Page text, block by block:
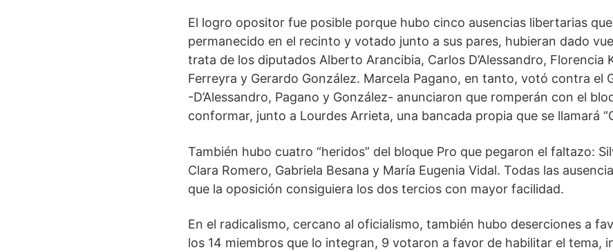
El logro opositor fue posible porque hubo cinco ausencias libertarias
permanecido en el recinto y votado junto a sus pares, hubieran dado
trata de los diputados Alberto Arancibia, Carlos D’Alessandro, Florencia
Ferreyra y Gerardo González. Marcela Pagano, en tanto, votó contra el
-D’Alessandro, Pagano y González- anunciaron que romperán con el
conformar, junto a Lourdes Arrieta, una bancada propia que se llamará
También hubo cuatro “heridos” del bloque Pro que pegaron el faltazo:
Clara Romero, Gabriela Besana y María Eugenia Vidal. Todas las
que la oposición consiguiera los dos tercios con mayor facilidad.
En el radicalismo, cercano al oficialismo, también hubo deserciones a
los 14 miembros que lo integran, 9 votaron a favor de habilitar el tema,